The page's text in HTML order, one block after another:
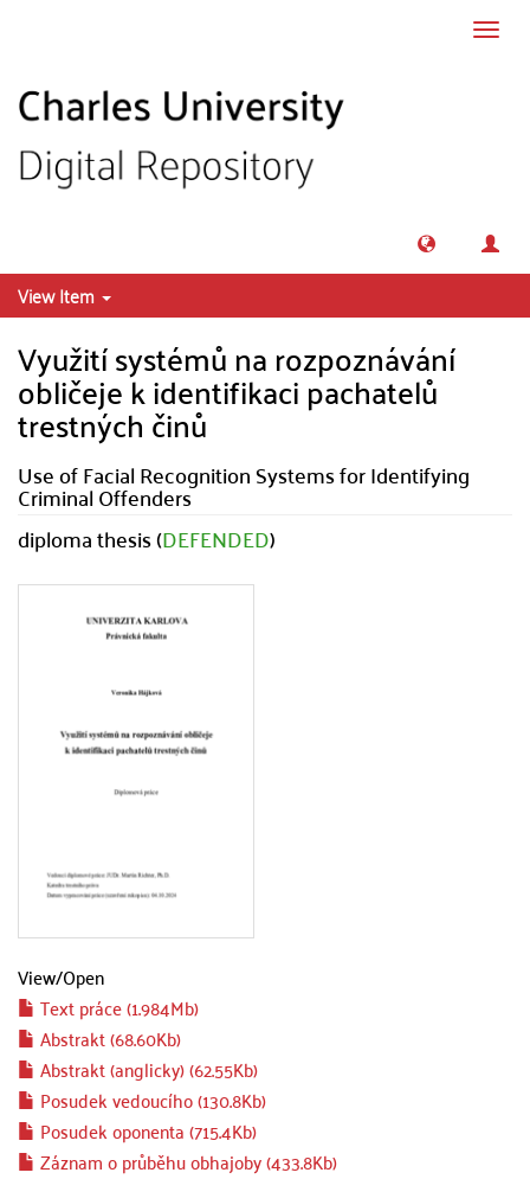
View Item
Využití systémů na rozpoznávání
obličeje k identifikaci pachatelů
trestných činů
Use of Facial Recognition Systems for Identifying
Criminal Offenders
diploma thesis (DEFENDED)
View/Open
Text práce (1.984Mb)
Abstrakt (68.60Kb)
Abstrakt (anglicky) (62.55Kb)
Posudek vedoucího (130.8Kb)
Posudek oponenta (715.4Kb)
Záznam o průběhu obhajoby (433.8Kb)